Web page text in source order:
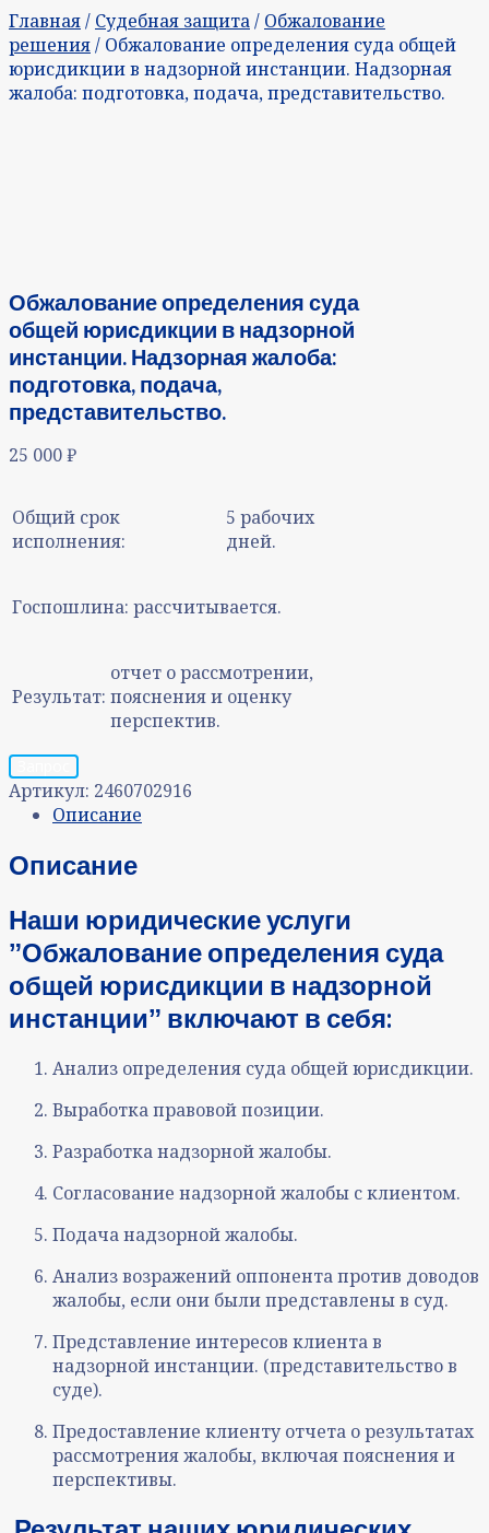
Главная/ Судебная защита/ Обжалование
решения/ Обжалование определения суда общей
юрисдикции в надзорной инстанции. Надзорная
жалоба: подготовка, подача, представительство.
Обжалование определения суда
общей юрисдикции в надзорной
инстанции. Надзорная жалоба:
подготовка, подача,
представительство.
25 000₽
Общий срок
исполнения:
5 рабочих
дней.
Госпошлина: рассчитывается.
Результат:
отчет о рассмотрении,
пояснения и оценку
перспектив.
Артикул: 2460702916
Описание
Описание
Наши юридические услуги
ˮОбжалование определения суда
общей юрисдикции в надзорной
инстанцииˮ включают в себя:
Анализ определения суда общей юрисдикции.
Выработка правовой позиции.
Разработка надзорной жалобы.
Согласование надзорной жалобы с клиентом.
Подача надзорной жалобы.
Анализ возражений оппонента против доводов
жалобы, если они были представлены в суд.
Представление интересов клиента в
надзорной инстанции. (представительство в
суде).
Предоставление клиенту отчета о результатах
рассмотрения жалобы, включая пояснения и
перспективы.